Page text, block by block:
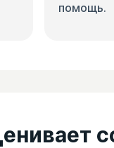
помощь.